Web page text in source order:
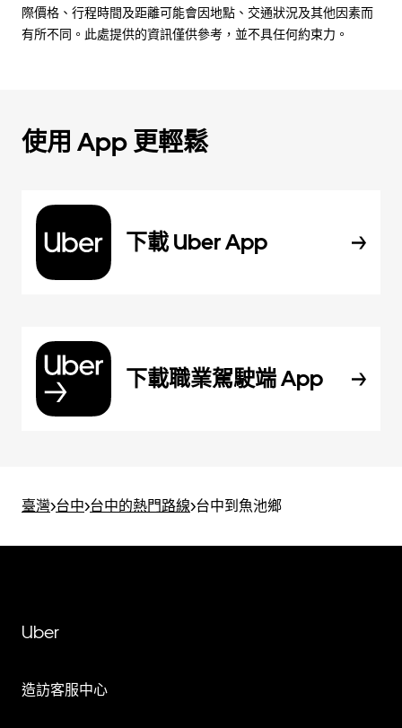
際價格、行程時間及距離可能會因地點、交通狀況及其他因素而
有所不同。此處提供的資訊僅供參考，並不具任何約束力。
使用 App 更輕鬆
下載 Uber App
下載職業駕駛端 App
臺灣>台中>台中的熱門路線>台中到魚池鄉
Uber
造訪客服中心